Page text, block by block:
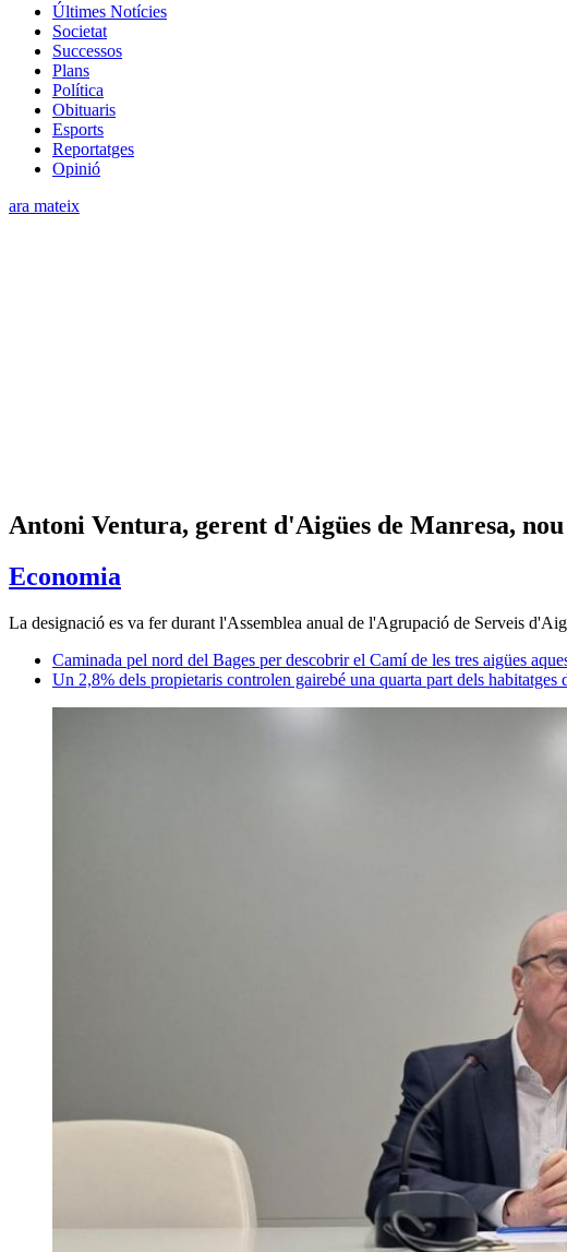
Últimes Notícies
Societat
Successos
Plans
Política
Obituaris
Esports
Reportatges
Opinió
ara mateix
Antoni Ventura, gerent d'Aigües de Manresa,
Economia
La designació es va fer durant l'Assemblea anual de l'Agrupació de Serveis
Caminada pel nord del Bages per descobrir el Camí de les tres aigües
Un 2,8% dels propietaris controlen gairebé una quarta part dels habitatges